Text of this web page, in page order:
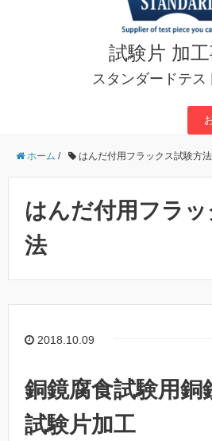
試験片 加工
スタンダードテス
ホーム / はんだ付用フラックス試験方法
はんだ付用フラ
法
2018.10.09
銅鏡腐食試験用銅
試験片加工